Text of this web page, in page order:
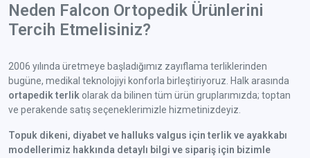
Neden Falcon Ortopedik Ürünlerini
Tercih Etmelisiniz?
2006 yılında üretmeye başladığımız zayıflama terliklerinden
bugüne, medikal teknolojiyi konforla birleştiriyoruz. Halk arasında
ortapedik terlik olarak da bilinen tüm ürün gruplarımızda; toptan
ve perakende satış seçeneklerimizle hizmetinizdeyiz.
Topuk dikeni, diyabet ve halluks valgus için terlik ve ayakkabı
modellerimiz hakkında detaylı bilgi ve sipariş için bizimle